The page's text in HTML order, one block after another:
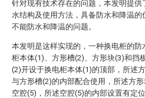
针对现有技术存在的问题，本发明提供
水结构及使用方法，具备防水和降温的
不能防水和降温的问题。
本发明是这样实现的，一种换电柜的防
柜本体(1)、方形槽(2)、方形块(3)和挡
(2)开设于换电柜本体(1)的顶部，所述
与方形槽(2)的内部配合使用，所述方
空腔(5)，所述空腔(5)的内部设置有定